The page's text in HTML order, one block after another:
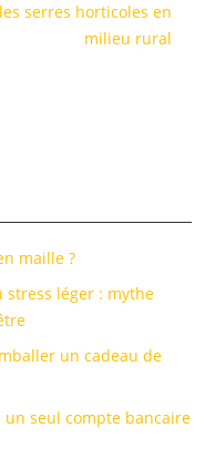
les serres horticoles en
milieu rural
maille ?
stress léger : mythe
un cadeau de
seul compte bancaire